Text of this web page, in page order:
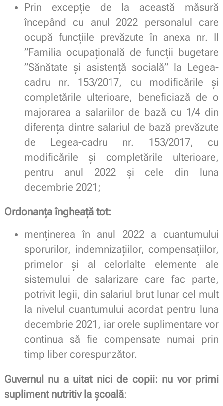
Prin excepție de la această măsură
începând cu anul 2022 personalul care
ocupă funcțiile prevăzute în anexa nr. II
”Familia ocupațională de funcții bugetare
”Sănătate și asistență socială” la Legea-
cadru nr. 153/2017, cu modificările și
completările ulterioare, beneficiază de o
majorarea a salariilor de bază cu 1/4 din
diferenţa dintre salariul de bază prevăzute
de Legea-cadru nr. 153/2017, cu
modificările și completările ulterioare,
pentru anul 2022 şi cele din luna
decembrie 2021;
Ordonanța îngheață tot:
menținerea în anul 2022 a cuantumului
sporurilor, indemnizaţiilor, compensaţiilor,
primelor şi al celorlalte elemente ale
sistemului de salarizare care fac parte,
potrivit legii, din salariul brut lunar cel mult
la nivelul cuantumului acordat pentru luna
decembrie 2021, iar orele suplimentare vor
continua să fie compensate numai prin
timp liber corespunzător.
Guvernul nu a uitat nici de copii: nu vor primi
supliment nutritiv la școală: